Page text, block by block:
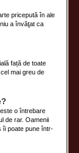
pricepută în ale
a învăţat ca
față de toate
mai greu de
o întrebare
de rar. Oamenii
îi poate pune într-